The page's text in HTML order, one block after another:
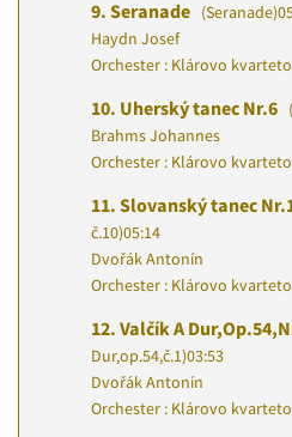
9. Seranade (Seranade)
Haydn Josef
Orchester : Klárovo kvarteto
10. Uherský tanec Nr.6
Brahms Johannes
Orchester : Klárovo kvarteto
11. Slovanský tanec
č.10)05:14
Dvořák Antonín
Orchester : Klárovo kvarteto
12. Valčík A
Dur,op.54,č.1)03:53
Dvořák Antonín
Orchester : Klárovo kvarteto